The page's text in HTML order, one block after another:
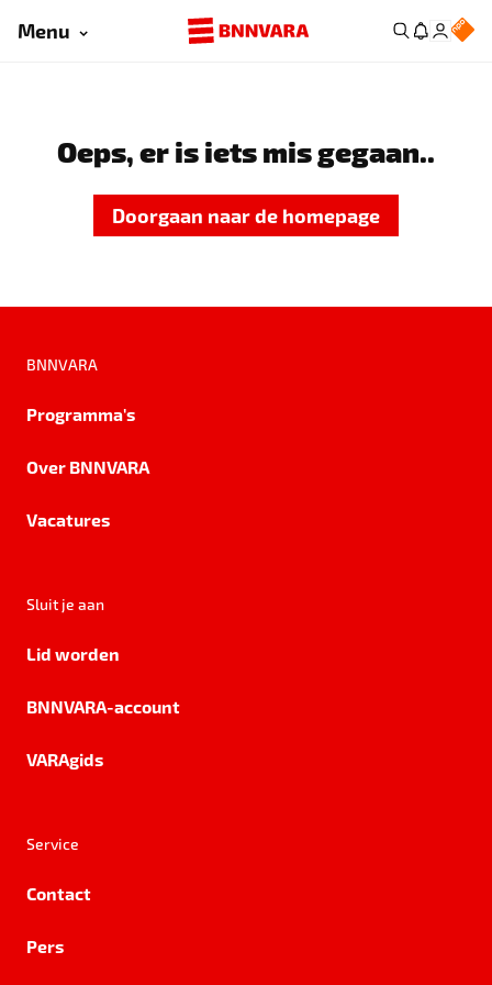
Menu
Oeps, er is iets mis gegaan..
Doorgaan naar de homepage
BNNVARA
Programma's
Over BNNVARA
Vacatures
Sluit je aan
Lid worden
BNNVARA-account
VARAgids
Service
Contact
Pers